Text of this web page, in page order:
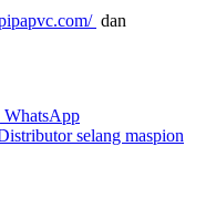
dan
WhatsApp
selang maspion